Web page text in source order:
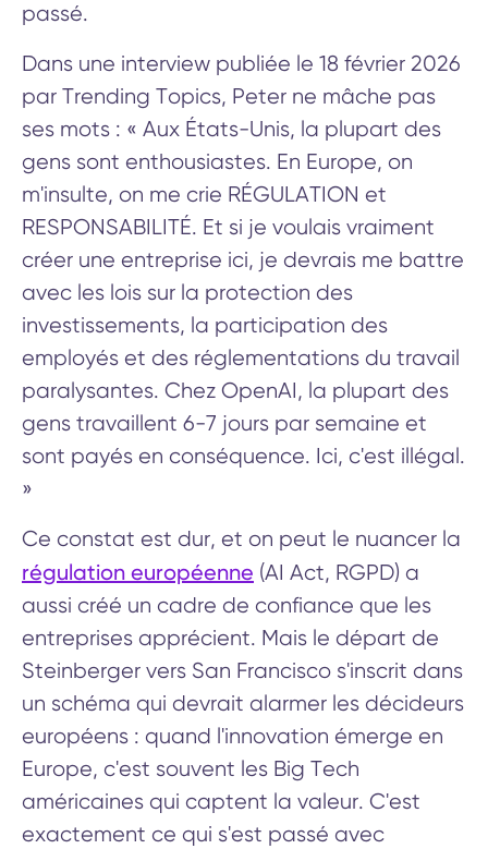
passé.
Dans une interview publiée le 18 février 2026
par Trending Topics, Peter ne mâche pas
ses mots : « Aux États-Unis, la plupart des
gens sont enthousiastes. En Europe, on
m'insulte, on me crie RÉGULATION et
RESPONSABILITÉ. Et si je voulais vraiment
créer une entreprise ici, je devrais me battre
avec les lois sur la protection des
investissements, la participation des
employés et des réglementations du travail
paralysantes. Chez OpenAI, la plupart des
gens travaillent 6-7 jours par semaine et
sont payés en conséquence. Ici, c'est illégal.
»
Ce constat est dur, et on peut le nuancer la
régulation européenne (AI Act, RGPD) a
aussi créé un cadre de confiance que les
entreprises apprécient. Mais le départ de
Steinberger vers San Francisco s'inscrit dans
un schéma qui devrait alarmer les décideurs
européens : quand l'innovation émerge en
Europe, c'est souvent les Big Tech
américaines qui captent la valeur. C'est
exactement ce qui s'est passé avec